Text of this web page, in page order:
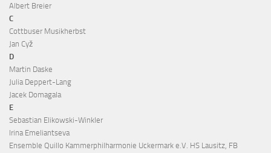
Albert Breier
C
Cottbuser Musikherbst
Jan Cyž
D
Martin Daske
Julia Deppert-Lang
Jacek Domagala
E
Sebastian Elikowski-Winkler
Irina Emeliantseva
Ensemble Quillo Kammerphilharmonie Uckermark e.V. HS Lausitz, FB